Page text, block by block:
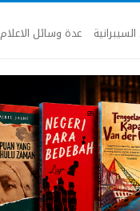
عدة وسائل الاعلام